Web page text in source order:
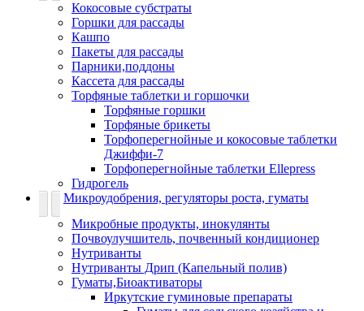
Кокосовые субстраты
Горшки для рассады
Кашпо
Пакеты для рассады
Парники,поддоны
Кассета для рассады
Торфяные таблетки и горшочки
Торфяные горшки
Торфяные брикеты
Торфоперегнойные и кокосовые таблетки
Джиффи-7
Торфоперегнойные таблетки Ellepress
Гидрогель
Микроудобрения, регуляторы роста, гуматы
Микробные продукты, инокулянты
Почвоулучшитель, почвенный кондиционер
Нутриванты
Нутриванты Дрип (Капельный полив)
Гуматы,Биоактиваторы
Иркутские гуминовые препараты